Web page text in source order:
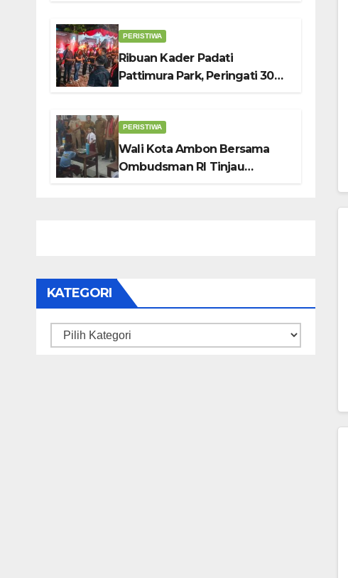
PERISTIWA
Ribuan Kader Padati
Pattimura Park, Peringati 30
PERISTIWA
Wali Kota Ambon Bersama
Ombudsman RI Tinjau
KATEGORI
Kategori